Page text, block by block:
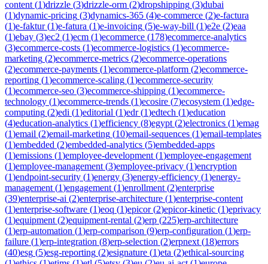
content (1)drizzle (3)drizzle-orm (2)dropshipping (3)dubai
(1)dynamic-pricing (3)dynamics-365 (4)e-commerce (2)e-factura
(1)e-faktur(1)e-fatura (1)e-invoicing (5)e-way-bill (1)e2e (2)eaa
(1)ebay (3)ec2 (1)ecm (1)ecommerce (178)ecommerce-analytics
(3)ecommerce-costs (1)ecommerce-logistics (1)ecommerce-
marketing (2)ecommerce-metrics (2)ecommerce-operations
(2)ecommerce-payments (1)ecommerce-platform (2)ecommerce-
reporting (1)ecommerce-scaling (1)ecommerce-security
(1)ecommerce-seo (3)ecommerce-shipping (1)ecommerce-
technology (1)ecommerce-trends (1)ecosire (7)ecosystem (1)edge-
computing (2)edi (1)editorial (1)edr(1)edtech (1)education
(4)education-analytics (1)efficiency (8)egypt (2)electronics (1)emag
(1)email (2)email-marketing (10)email-sequences (1)email-templates
(1)embedded (2)embedded-analytics (5)embedded-apps
(1)emissions (1)employee-development (1)employee-engagement
(1)employee-management (3)employee-privacy (1)encryption
(1)endpoint-security (1)energy (3)energy-efficiency (1)energy-
management (1)engagement (1)enrollment (2)enterprise
(39)enterprise-ai (2)enterprise-architecture (1)enterprise-content
(1)enterprise-software (1)eoq (1)epicor(2)epicor-kinetic (1)eprivacy
(1)equipment (2)equipment-rental (2)erp (225)erp-architecture
(1)erp-automation (1)erp-comparison (9)erp-configuration (1)erp-
failure (1)erp-integration (8)erp-selection (2)erpnext (18)errors
(40)esg (5)esg-reporting (2)esignature (1)eta (2)ethical-sourcing